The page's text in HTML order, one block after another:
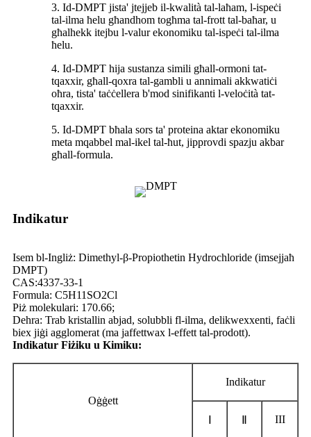
3. Id-DMPT jista' jtejjeb il-kwalità tal-laħam, l-ispeċi
tal-ilma ħelu għandhom togħma tal-frott tal-baħar, u
għalhekk itejbu l-valur ekonomiku tal-ispeċi tal-ilma
ħelu.
4. Id-DMPT hija sustanza simili għall-ormoni tat-
tqaxxir, għall-qoxra tal-gambli u annimali akkwatiċi
oħra, tista' taċċellera b'mod sinifikanti l-veloċità tat-
tqaxxir.
5. Id-DMPT bħala sors ta' proteina aktar ekonomiku
meta mqabbel mal-ikel tal-ħut, jipprovdi spazju akbar
għall-formula.
Indikatur
Isem bl-Ingliż: Dimethyl-β-Propiothetin Hydrochloride (imsejjaħ
DMPT)
CAS:4337-33-1
Formula: C5H11SO2Cl
Piż molekulari: 170.66;
Dehra: Trab kristallin abjad, solubbli fl-ilma, delikwexxenti, faċli
biex jiġi agglomerat (ma jaffettwax l-effett tal-prodott).
Indikatur Fiżiku u Kimiku:
Oġġett
Indikatur
III